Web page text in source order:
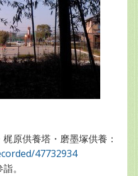
供養塔・磨墨塚供養：
47732934
。